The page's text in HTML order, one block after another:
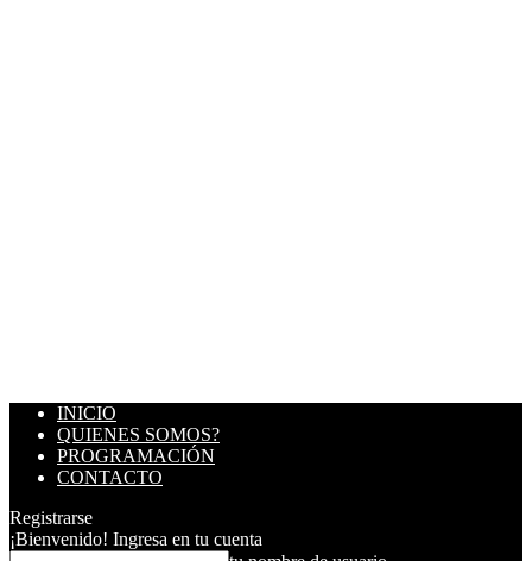
INICIO
QUIENES SOMOS?
PROGRAMACIÓN
CONTACTO
Registrarse
¡Bienvenido! Ingresa en tu cuenta